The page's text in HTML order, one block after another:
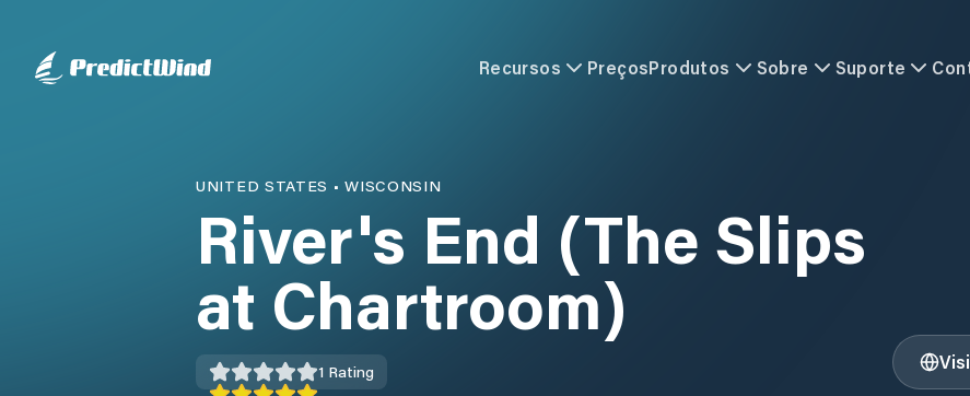
Recursos PreçosProdutos Sobre Suporte
UNITED STATES •WISCONSIN
River's End (The Slips
at Chartroom)
1 Rating